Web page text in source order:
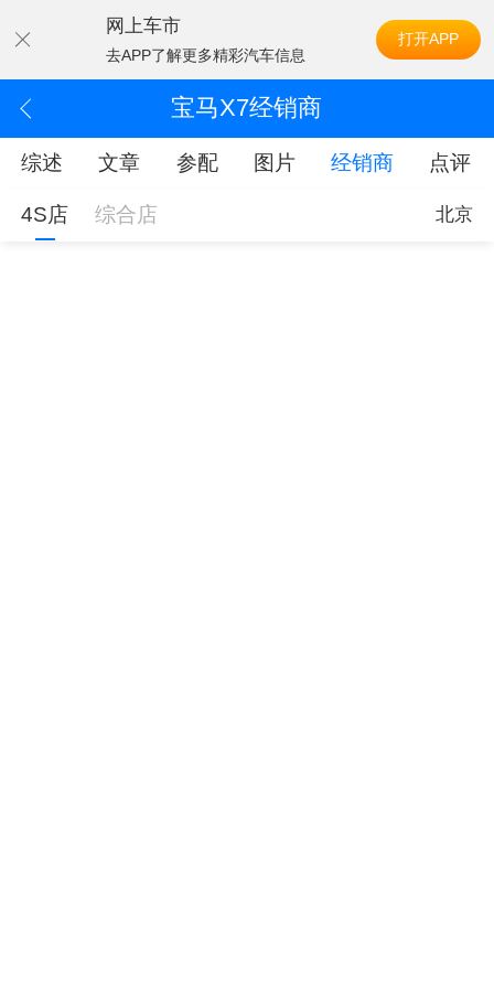
网上车市
去APP了解更多精彩汽车信息
打开APP
宝马X7经销商
综述 文章 参配 图片 经销商 点评
4S店 综合店 北京